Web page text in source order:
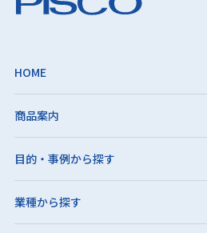
HOME
商品案内
目的・事例から探す
業種から探す